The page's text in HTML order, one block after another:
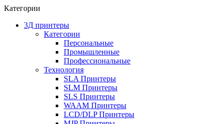
Категории
3Д принтеры
Категории
Персональные
Промышленные
Профессиональные
Технология
SLA Принтеры
SLM Принтеры
SLS Принтеры
WAAM Принтеры
LCD/DLP Принтеры